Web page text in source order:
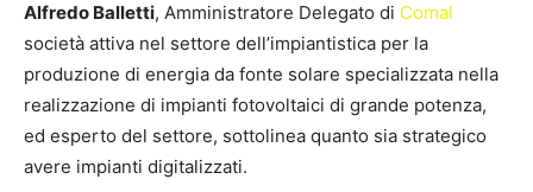
Alfredo Balletti, Amministratore Delegato di Comal
società attiva nel settore dell’impiantistica per la
produzione di energia da fonte solare specializzata nella
realizzazione di impianti fotovoltaici di grande potenza,
ed esperto del settore, sottolinea quanto sia strategico
avere impianti digitalizzati.